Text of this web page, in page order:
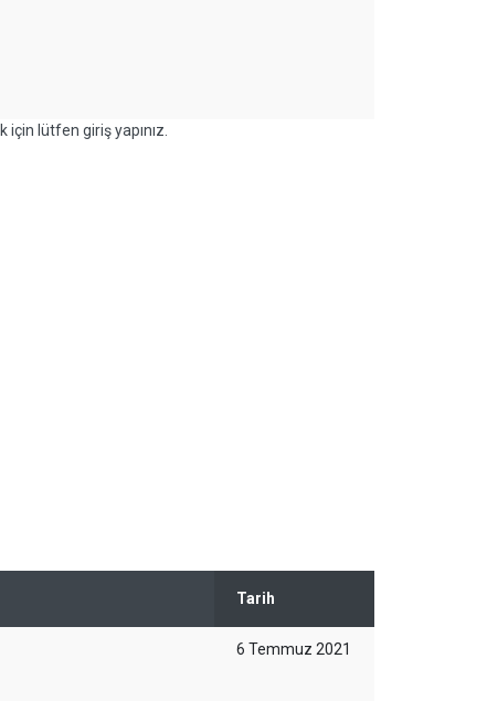
için lütfen giriş yapınız.
Tarih
6 Temmuz 2021